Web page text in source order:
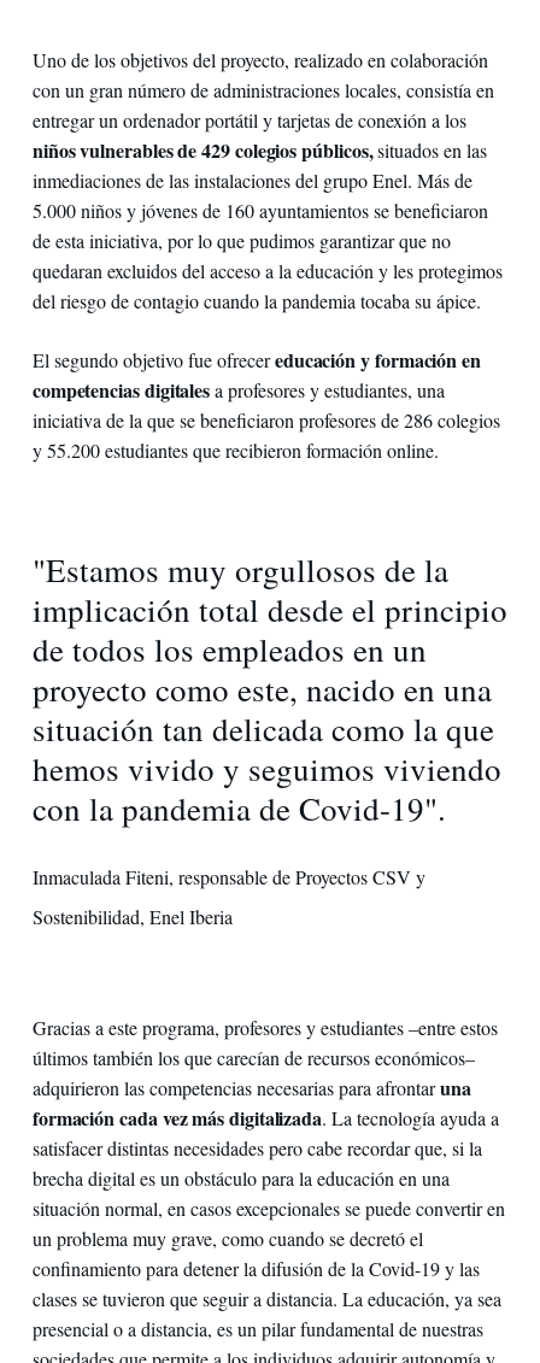
Uno de los objetivos del proyecto, realizado en colaboración
con un gran número de administraciones locales, consistía en
entregar un ordenador portátil y tarjetas de conexión a los
niños vulnerables de 429 colegios públicos,situados en las
inmediaciones de las instalaciones del grupo Enel. Más de
5.000 niños y jóvenes de 160 ayuntamientos se beneficiaron
de esta iniciativa, por lo que pudimos garantizar que no
quedaran excluidos del acceso a la educación y les protegimos
del riesgo de contagio cuando la pandemia tocaba su ápice.
El segundo objetivo fue ofrecereducación y formación en
competencias digitalesa profesores y estudiantes, una
iniciativa de la que se beneficiaron profesores de 286 colegios
y 55.200 estudiantes que recibieron formación online.
"Estamos muy orgullosos de la
implicación total desde el principio
de todos los empleados en un
proyecto como este, nacido en una
situación tan delicada como la que
hemos vivido y seguimos viviendo
con la pandemia de Covid-19".
Inmaculada Fiteni, responsable de Proyectos CSV y
Sostenibilidad, Enel Iberia
Gracias a este programa, profesores y estudiantes –entre estos
últimos también los que carecían de recursos económicos–
adquirieron las competencias necesarias para afrontaruna
formación cada vez más digitalizada. La tecnología ayuda a
satisfacer distintas necesidades pero cabe recordar que, si la
brecha digital es un obstáculo para la educación en una
situación normal, en casos excepcionales se puede convertir en
un problema muy grave, como cuando se decretó el
confinamiento para detener la difusión de la Covid-19 y las
clases se tuvieron que seguir a distancia. La educación, ya sea
presencial o a distancia, es un pilar fundamental de nuestras